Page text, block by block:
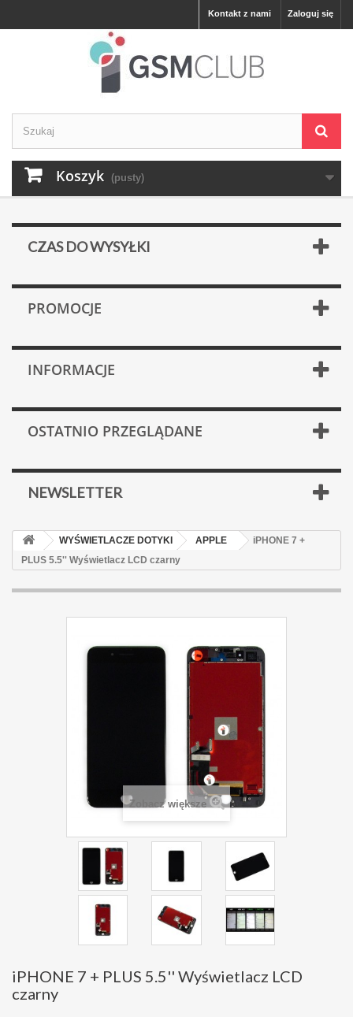
Zaloguj się
Kontakt z nami
Koszyk (pusty)
CZAS DO WYSYŁKI
PROMOCJE
INFORMACJE
OSTATNIO PRZEGLĄDANE
NEWSLETTER
WYŚWIETLACZE DOTYKI APPLE
iPHONE 7 +
PLUS 5.5'' Wyświetlacz LCD czarny
Zobacz większe
iPHONE 7 + PLUS 5.5'' Wyświetlacz LCD
czarny